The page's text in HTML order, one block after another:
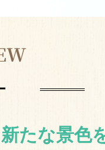
たな景色